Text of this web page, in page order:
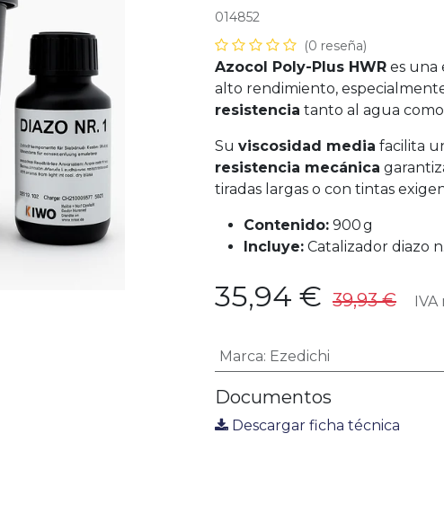
014852
(0 reseña)
Azocol Poly-Plus HWR es una
alto rendimiento,
resistencia tanto al agua
Su viscosidad media facilita
resistencia mecánica
tiradas largas o con tintas
Contenido: 900 g
Incluye: Catalizador diazo
35,94 € 39,93€ IVA
Marca: Ezedichi
Documentos
Descargar ficha técnica